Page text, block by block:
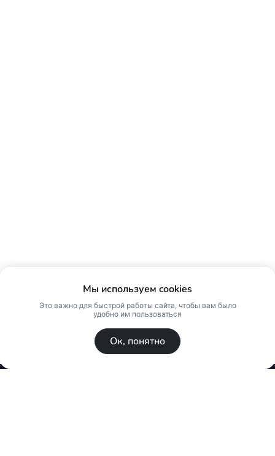
Мы используем cookies
Это важно для быстрой работы сайта, чтобы вам было
удобно им пользоваться
Ок, понятно